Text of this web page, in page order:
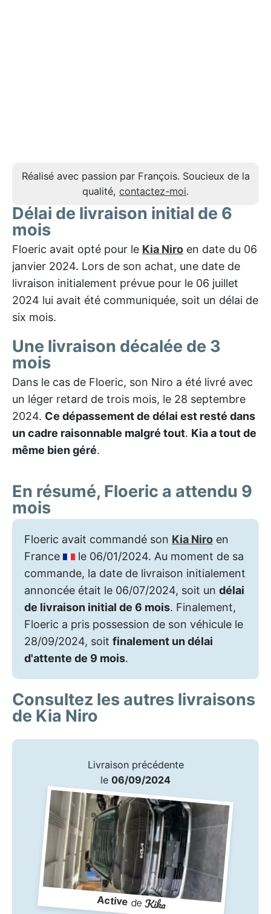
Réalisé avec passion par François. Soucieux de la
qualité, contactez-moi.
Délai de livraison initial de 6
mois
Floeric avait opté pour le Kia Niro en date du 06
janvier 2024. Lors de son achat, une date de
livraison initialement prévue pour le 06 juillet
2024 lui avait été communiquée, soit un délai de
six mois.
Une livraison décalée de 3
mois
Dans le cas de Floeric, son Niro a été livré avec
un léger retard de trois mois, le 28 septembre
2024. Ce dépassement de délai est resté dans
un cadre raisonnable malgré tout. Kia a tout de
même bien géré.
En résumé, Floeric a attendu 9
mois
Floeric avait commandé son Kia Niro en
France
le 06/01/2024. Au moment de sa
commande, la date de livraison initialement
annoncée était le 06/07/2024, soit un délai
de livraison initial de 6 mois. Finalement,
Floeric a pris possession de son véhicule le
28/09/2024, soit finalement un délai
d'attente de 9 mois.
Consultez les autres livraisons
de Kia Niro
Livraison précédente
le 06/09/2024
ActivedeKika